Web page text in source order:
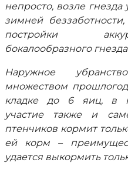
непросто, возле
зимней
постройки
бокалообразного
Наружное
множеством
кладке до 6 яиц, в
участие также и
птенчиков кормит
ей корм –
удается выкормить